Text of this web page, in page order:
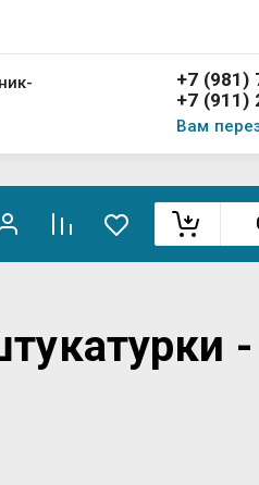
+7 (981)
+7 (911)
Вам
-